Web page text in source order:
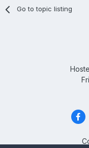
Go to topic listing